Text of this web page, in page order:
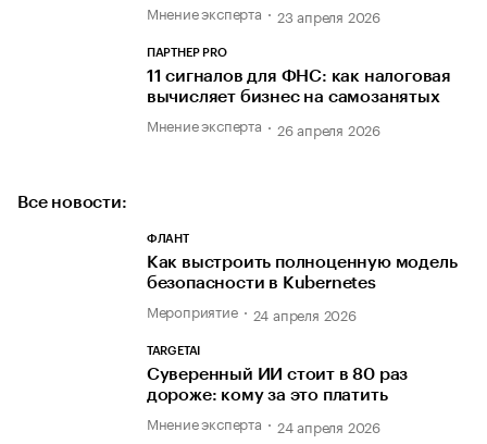
Мнение эксперта 23 апреля 2026
ПАРТНЕР PRO
11 сигналов для ФНС: как налоговая
вычисляет бизнес на самозанятых
Мнение эксперта 26 апреля 2026
Все новости:
ФЛАНТ
Как выстроить полноценную модель
безопасности в Kubernetes
Мероприятие 24 апреля 2026
TARGETAI
Суверенный ИИ стоит в 80 раз
дороже: кому за это платить
Мнение эксперта 24 апреля 2026